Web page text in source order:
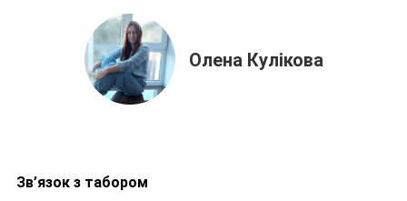
Олена Кулікова
Зв’язок з табором